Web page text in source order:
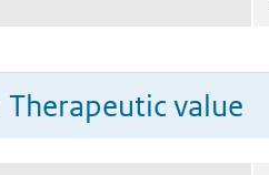
Therapeutic value